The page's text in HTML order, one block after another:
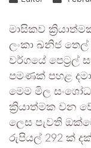
මාසිකව
ලංකා ඛනිජ
වර්ගයේ පෙට්‍රල්
පමණක් පහළ දමා
මෙම මිල
ක්‍රියාත්මක වන
ලෙස පැවති
රුපියල් 292 ක්